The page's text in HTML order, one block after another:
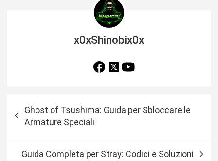
x0xShinobix0x
Ghost of Tsushima: Guida per Sbloccare le
Armature Speciali
Guida Completa per Stray: Codici e Soluzioni